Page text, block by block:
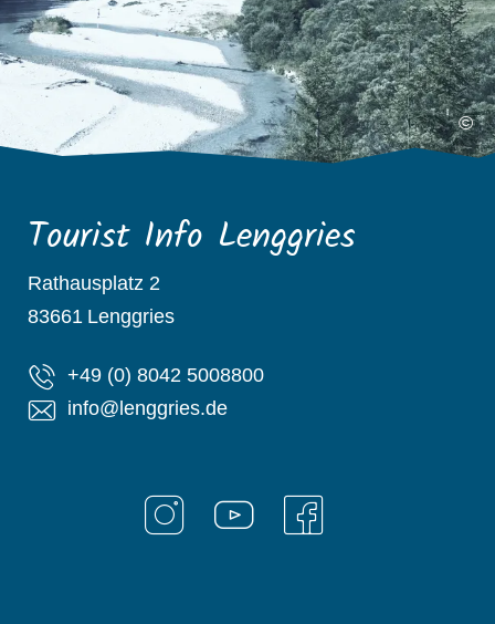
©
Tourist Info Lenggries
Rathausplatz 2
83661 Lenggries
+49 (0) 8042 5008800
info@lenggries.de